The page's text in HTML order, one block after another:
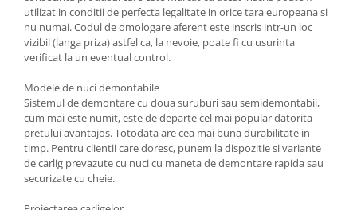
Carlige Seat
Carlige Skoda
Carlige Subaru
Carlige Suzuki
Carlige Tesla
Carlige Toyota
Scut motor Volvo XC40
Scut motor Vw
utilizat in conditii de perfecta legalitate in orice tara europeana si
nu numai. Codul de omologare aferent este inscris intr-un loc
vizibil (langa priza) astfel ca, la nevoie, poate fi cu usurinta
verificat la un eventual control.
Modele de nuci demontabile
Sistemul de demontare cu doua suruburi sau semidemontabil,
cum mai este numit, este de departe cel mai popular datorita
pretului avantajos. Totodata are cea mai buna durabilitate in
timp. Pentru clientii care doresc, punem la dispozitie si variante
de carlig prevazute cu nuci cu maneta de demontare rapida sau
securizate cu cheie.